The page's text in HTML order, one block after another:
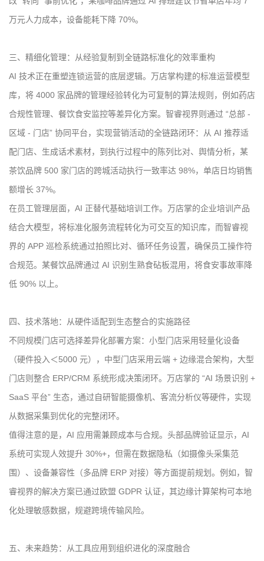
万元人力成本，设备能耗下降 70%。
三、精细化管理：从经验复制到全链路标准化的效率重构
AI 技术正在重塑连锁运营的底层逻辑。万店掌构建的标准运营模型
库，将 4000 家品牌的管理经验转化为可复制的算法规则，例如药店
合规性管理、餐饮食安监控等差异化方案。智睿视界则通过 “总部 -
区域 - 门店” 协同平台，实现营销活动的全链路闭环：从 AI 推荐适
配门店、生成话术素材，到执行过程中的陈列比对、舆情分析，某
茶饮品牌 500 家门店的跨城活动执行一致率达 98%，单店日均销售
额增长 37%。
在员工管理层面，AI 正替代基础培训工作。万店掌的企业培训产品
结合大模型，将标准化服务流程转化为可交互的知识库，而智睿视
界的 APP 巡检系统通过拍照比对、循环任务设置，确保员工操作符
合规范。某餐饮品牌通过 AI 识别生熟食砧板混用，将食安事故率降
低 90% 以上。
四、技术落地：从硬件适配到生态整合的实施路径
不同规模门店可选择差异化部署方案：小型门店采用轻量化设备
（硬件投入＜5000 元），中型门店采用云端 + 边缘混合架构，大型
门店则整合 ERP/CRM 系统形成决策闭环。万店掌的 “AI 场景识别 +
SaaS 平台” 生态，通过自研智能摄像机、客流分析仪等硬件，实现
从数据采集到优化的完整闭环。
值得注意的是，AI 应用需兼顾成本与合规。头部品牌验证显示，AI
系统可实现人效提升 30%+，但需在数据隐私（如摄像头采集范
围）、设备兼容性（多品牌 ERP 对接）等方面提前规划。例如，智
睿视界的解决方案已通过欧盟 GDPR 认证，其边缘计算架构可本地
化处理敏感数据，规避跨境传输风险。
五、未来趋势：从工具应用到组织进化的深度融合